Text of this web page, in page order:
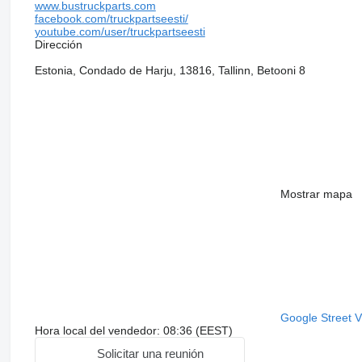
www.bustruckparts.com
facebook.com/truckpartseesti/
youtube.com/user/truckpartseesti
Dirección
Estonia, Condado de Harju, 13816, Tallinn, Betooni 8
Mostrar mapa
Google Street
Hora local del vendedor: 08:36 (EEST)
Solicitar una reunión